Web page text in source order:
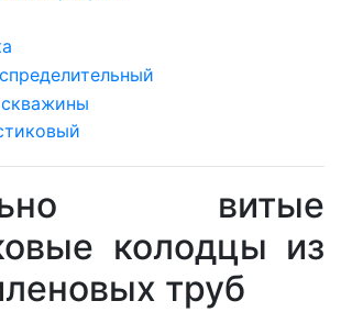
витые
колодцы из
труб